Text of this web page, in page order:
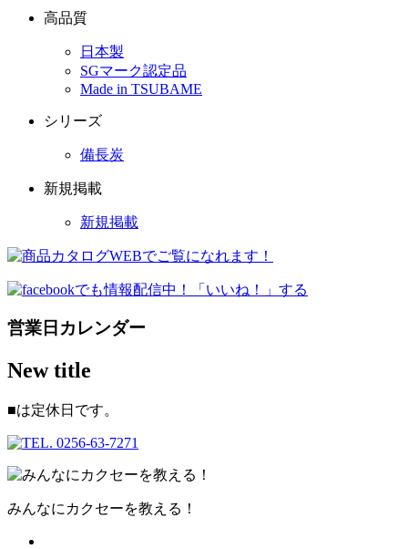
高品質
日本製
SGマーク認定品
Made in TSUBAME
シリーズ
備長炭
新規掲載
新規掲載
営業日カレンダー
New title
■は定休日です。
みんなにカクセーを教える！